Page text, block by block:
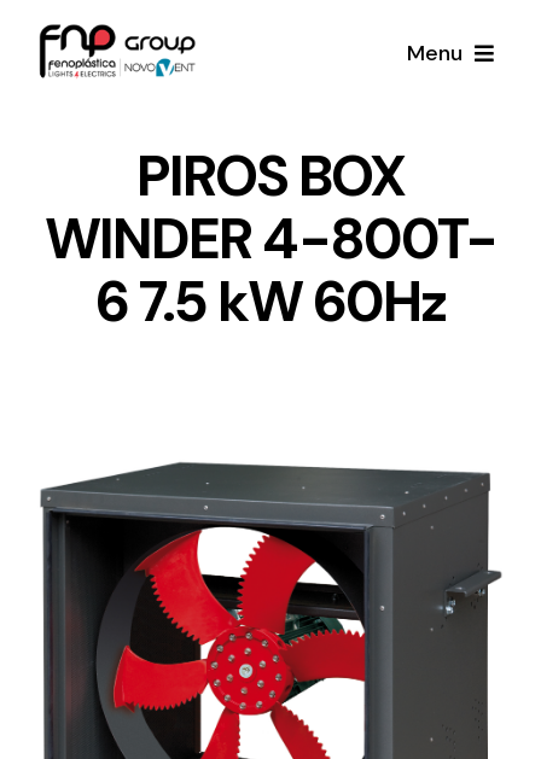
Menu
Lighting and Electrical
Equipment
Complete solutions in lighting and electrical
material for each project and need
Noticias
Proyectos
PIROS BOX
WINDER 4-800T-
6 7.5 kW 60Hz